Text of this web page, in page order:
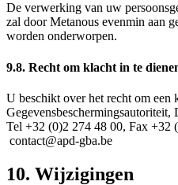
De verwerking van uw
zal door Metanous evenmin aan
worden onderworpen.
9.8. Recht om klacht in te
U beschikt over het recht om een
Gegevensbeschermingsautoriteit,
Tel +32 (0)2 274 48 00, Fax +32
contact@apd-gba.be
10. Wijzigingen